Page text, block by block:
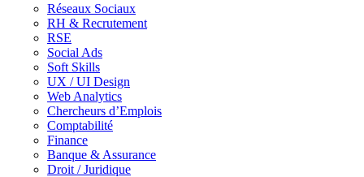
Réseaux Sociaux
RH & Recrutement
RSE
Social Ads
Soft Skills
UX / UI Design
Web Analytics
Chercheurs d’Emplois
Comptabilité
Finance
Banque & Assurance
Droit / Juridique